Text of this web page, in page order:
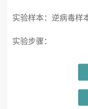
实验样本：逆病毒样
实验步骤：